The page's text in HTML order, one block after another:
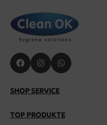
SHOP SERVICE
TOP PRODUKTE